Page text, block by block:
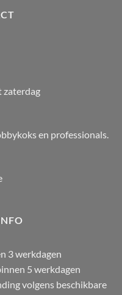
zaterdag
en professionals.
3 werkdagen
5 werkdagen
volgens beschikbare